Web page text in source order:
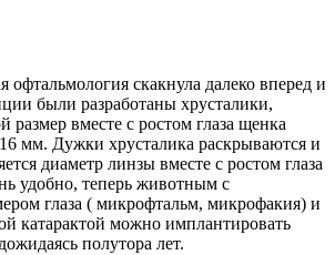
офтальмология скакнула далеко вперед и
были разработаны хрусталики,
размер вместе с ростом глаза щенка
мм. Дужки хрусталика раскрываются и
диаметр линзы вместе с ростом глаза
удобно, теперь животным с
глаза ( микрофтальм, микрофакия) и
катарактой можно имплантировать
полутора лет.